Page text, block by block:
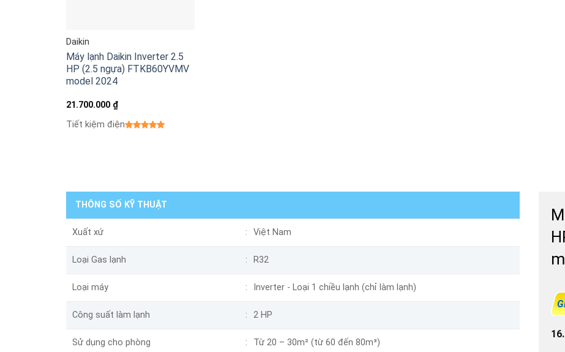
Daikin
Máy lạnh Daikin Inverter 2.5
HP (2.5 ngựa) FTKB60YVMV
model 2024
21.700.000 ₫
Tiết kiệm điện
THÔNG SỐ KỸ THUẬT
Xuất xứ Việt Nam
Loại Gas lạnh R32
Loại máy Inverter - Loại 1 chiều lạnh (chỉ làm lạnh)
Công suất làm lạnh 2 HP
Sử dụng cho phòng Từ 20 – 30m² (từ 60 đến 80m³)